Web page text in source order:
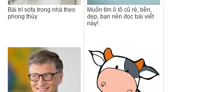
Bài trí sofa trong nhà theo
phong thủy
Muốn tìm ô tô cũ rẻ, bền,
đẹp, bạn nên đọc bài viết
này!